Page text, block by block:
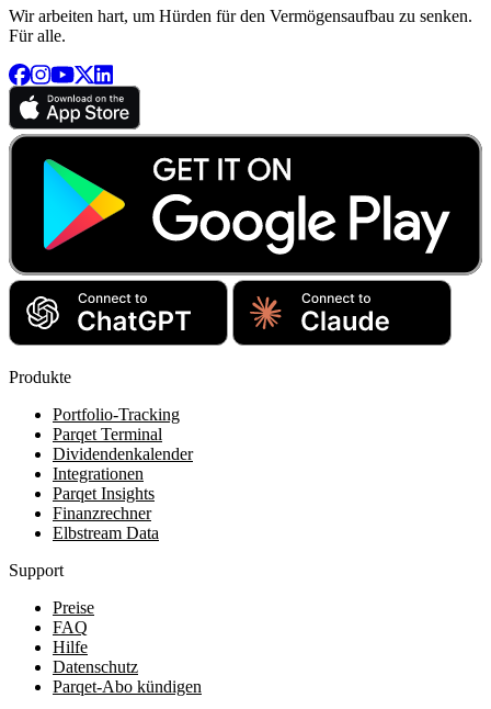
Wir arbeiten hart, um Hürden für den Vermögensaufbau zu senken.
Für alle.
Produkte
Portfolio-Tracking
Parqet Terminal
Dividendenkalender
Integrationen
Parqet Insights
Finanzrechner
Elbstream Data
Support
Preise
FAQ
Hilfe
Datenschutz
Parqet-Abo kündigen